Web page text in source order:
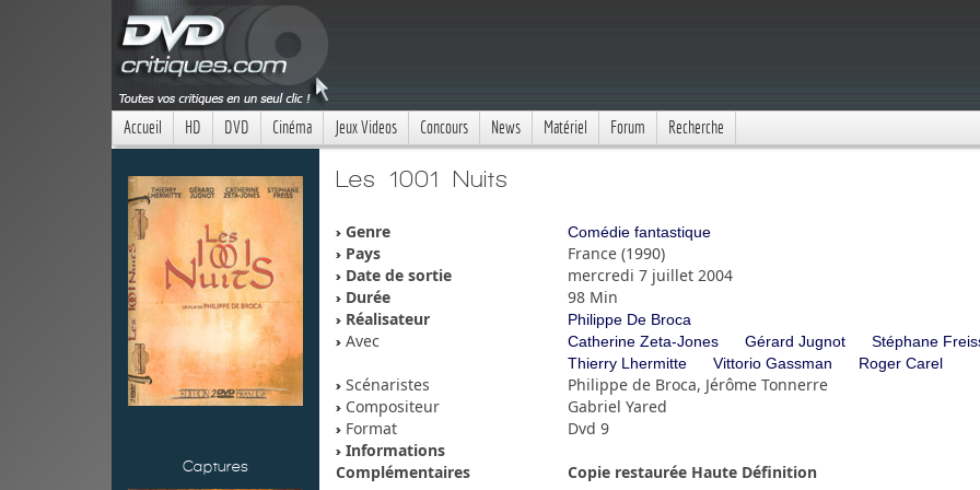
Accueil HD DVD Cinéma Jeux Videos Concours News Matériel Forum Recherche
Captures
Les 1001 Nuits
Genre Comédie fantastique
Pays
France (1990)
Date de sortie
mercredi 7 juillet 2004
Durée
98 Min
Réalisateur
Philippe De Broca
Avec Catherine Zeta-Jones Gérard Jugnot
Stéphane
Thierry Lhermitte
Vittorio Gassman Roger Carel
Scénaristes
Philippe de Broca, Jérôme Tonnerre
Compositeur
Gabriel Yared
Format
Dvd 9
Informations
Complémentaires
Copie restaurée Haute Définition